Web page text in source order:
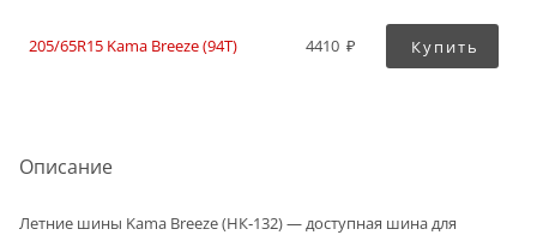
205/65R15 Kama Breeze (94T) 4410 Купить
Описание
Летние шины Kama Breeze (НК‑132) — доступная шина для